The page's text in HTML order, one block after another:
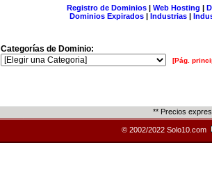
Registro de Dominios| Web Hosting |
Dominios Expirados | Industrias |
Categorías de Dominio:
[Pág.
** Precios
© 2002/2022 Solo10.com